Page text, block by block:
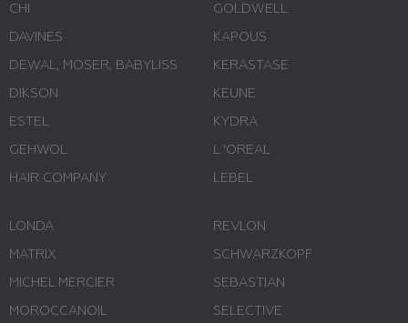
CHI
DAVINES
DEWAL, MOSER, BABYLISS
DIKSON
ESTEL
GEHWOL
HAIR COMPANY
GOLDWELL
KAPOUS
KERASTASE
KEUNE
KYDRA
L 'ОREAL
LEBEL
LONDA
MATRIX
MICHEL MERCIER
MOROCCANOIL
REVLON
SCHWARZKOPF
SEBASTIAN
SELECTIVE